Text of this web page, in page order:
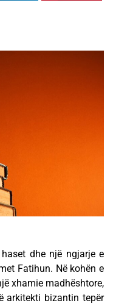
dhe një ngjarje e
Fatihun. Në kohën e
xhamie madhështore,
arkitekti bizantin tepër